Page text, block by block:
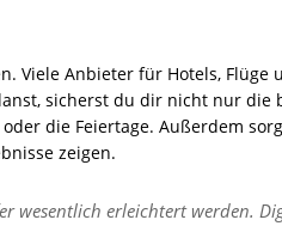
Viele Anbieter für Hotels,
sicherst du dir nicht nur die
die Feiertage. Außerdem
zeigen.
wesentlich erleichtert werden.